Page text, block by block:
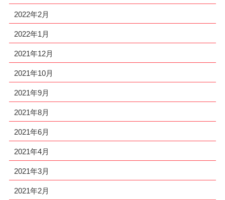
2022年2月
2022年1月
2021年12月
2021年10月
2021年9月
2021年8月
2021年6月
2021年4月
2021年3月
2021年2月